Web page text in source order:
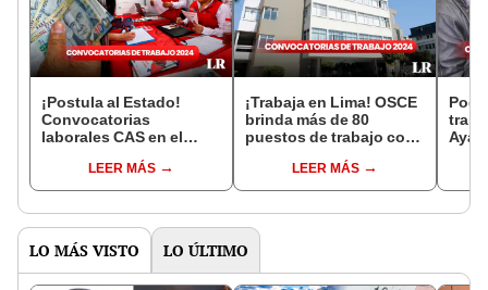
¡Postula al Estado!
Convocatorias
laborales CAS en el
28 de eneroLEER MÁS
¡Trabaja en Lima! OSCE
brinda más de 80
puestos de trabajo con
S/10.000LEER MÁS
S/
LO MÁS VISTO LO ÚLTIMO